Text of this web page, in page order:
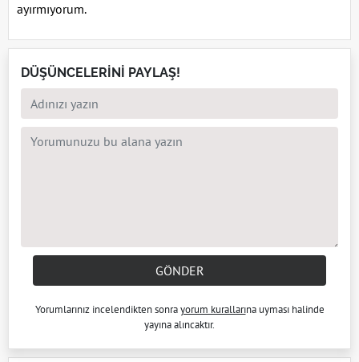
ayırmıyorum.
DÜŞÜNCELERİNİ PAYLAŞ!
GÖNDER
Yorumlarınız incelendikten sonrayorum kurallarına uyması halinde
yayına alıncaktır.